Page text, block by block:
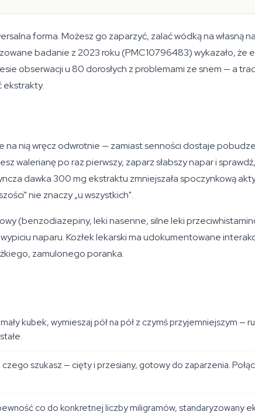
forma. Możesz go zaparzyć, zalać wódką na własną
badanie z 2023 roku (PMC10796483) wykazało, że
obserwacji u 80 dorosłych z problemami ze snem — a
ekstrakty.
nią wręcz odwrotnie — zamiast senności dostaje
walerianę po raz pierwszy, zaparz słabszy napar i
dawka 300 mg ekstraktu zmniejszała spoczynkową
nie znaczy „u wszystkich".
(benzodiazepiny, leki nasenne, silne leki
naparu. Kozłek lekarski ma udokumentowane
zamulonego poranka.
kubek, wymieszaj pół na pół z czymś przyjemniejszym —
szukasz — cięty i przesiany, gotowy do zaparzenia.
co do konkretnej liczby miligramów, standaryzowany